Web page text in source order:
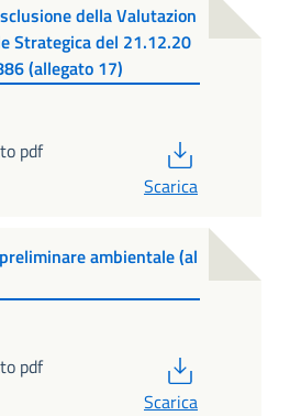
della Valutazion
Strategica del 21.12.20
(allegato 17)
pdf
Scarica
ambientale (al
pdf
Scarica